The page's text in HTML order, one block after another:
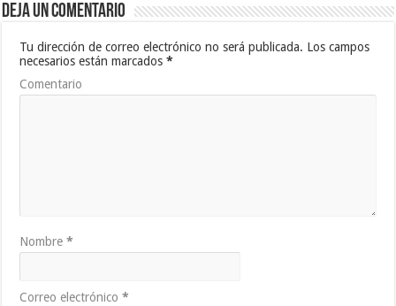
Deja un comentario
Tu dirección de correo electrónico no será publicada. Los campos
necesarios están marcados*
Comentario
Nombre*
Correo electrónico*